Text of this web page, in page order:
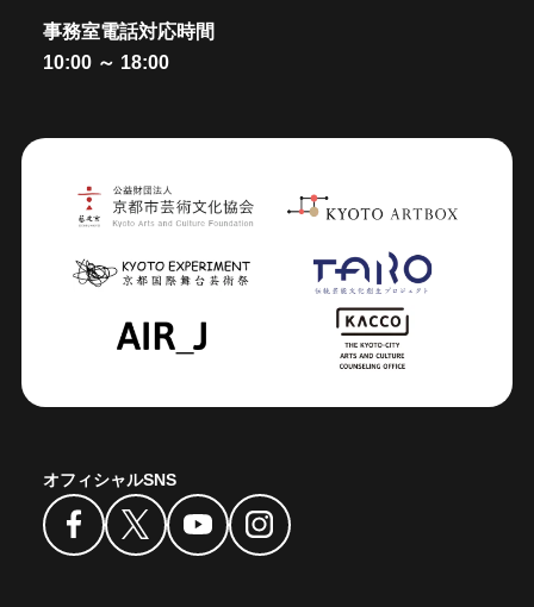
事務室電話対応時間
10:00 ～ 18:00
オフィシャルSNS